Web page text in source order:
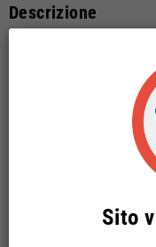
Descrizione
GEEKVAPE VETRO
Potrebbe anche
Sito